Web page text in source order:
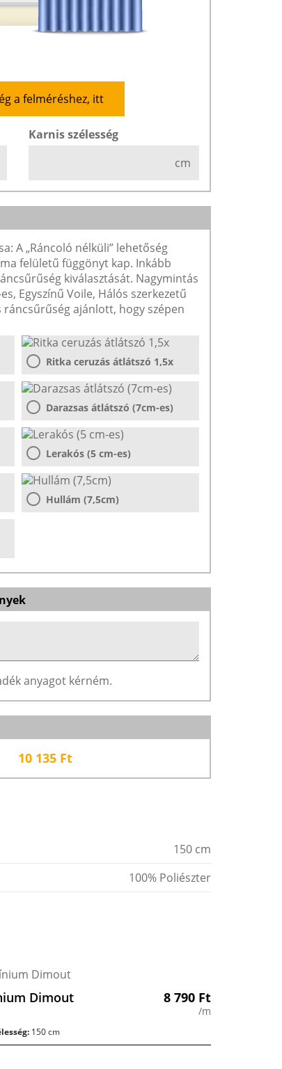
a felméréshez, itt
Karnis szélesség
cm
A „Ráncoló nélküli” lehetőség
felületű függönyt kap. Inkább
kiválasztását. Nagymintás
Egyszínű Voile, Hálós szerkezetű
ráncsűrűség ajánlott, hogy szépen
Ritka ceruzás átlátszó 1,5x
Darazsas átlátszó (7cm-es)
Lerakós (5 cm-es)
Hullám (7,5cm)
anyagot kérném.
10 135Ft
150 cm
100% Poliészter
Dimout 8 790 Ft
/m
150 cm